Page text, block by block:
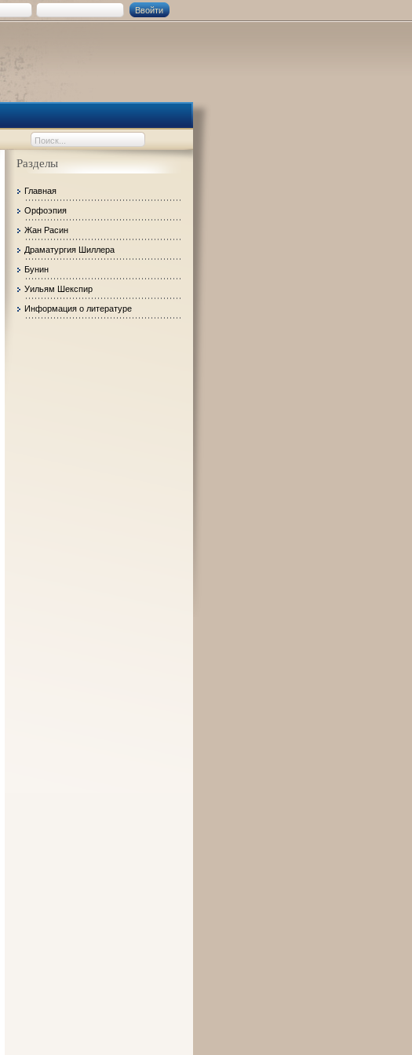
Разделы
Главная
Орфоэпия
Жан Расин
Драматургия Шиллера
Бунин
Уильям Шекспир
Информация о литературе